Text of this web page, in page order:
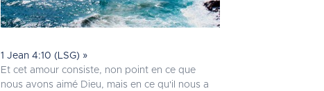
1 Jean 4:10 (LSG) »
Et cet amour consiste, non point en ce que
nous avons aimé Dieu, mais en ce qu'il nous a